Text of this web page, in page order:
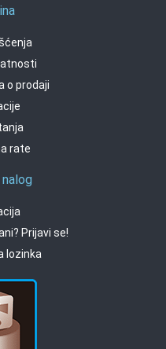
o prodaji
rate
Prijavi se!
lozinka